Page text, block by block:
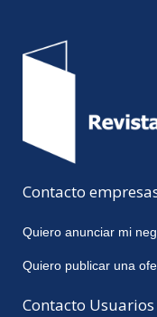
Contacto
Quiero anunciar mi
Quiero publicar una
Contacto Usuarios